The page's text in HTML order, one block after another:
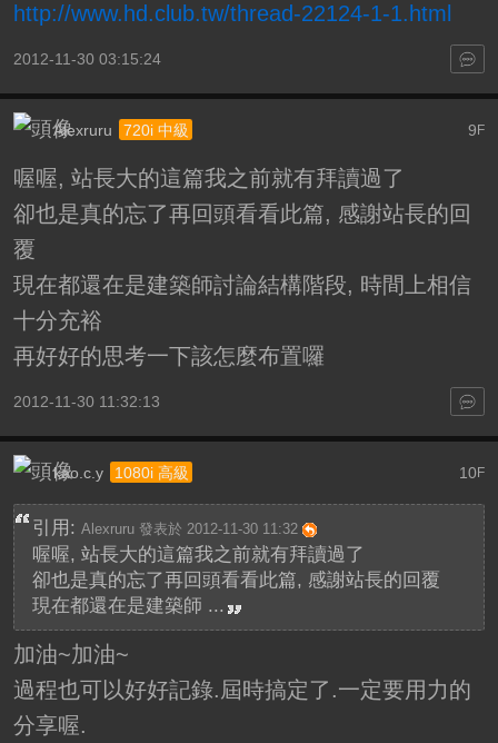
http://www.hd.club.tw/thread-22124-1-1.html
2012-11-30 03:15:24
9F
Alexruru 720i 中級
喔喔, 站長大的這篇我之前就有拜讀過了
卻也是真的忘了再回頭看看此篇, 感謝站長的回
覆
現在都還在是建築師討論結構階段, 時間上相信
十分充裕
再好好的思考一下該怎麼布置囉
2012-11-30 11:32:13
10F
kao.c.y 1080i 高級
引用: Alexruru 發表於 2012-11-30 11:32
喔喔, 站長大的這篇我之前就有拜讀過了
卻也是真的忘了再回頭看看此篇, 感謝站長的回覆
現在都還在是建築師 ...
加油~加油~
過程也可以好好記錄.屆時搞定了.一定要用力的
分享喔.